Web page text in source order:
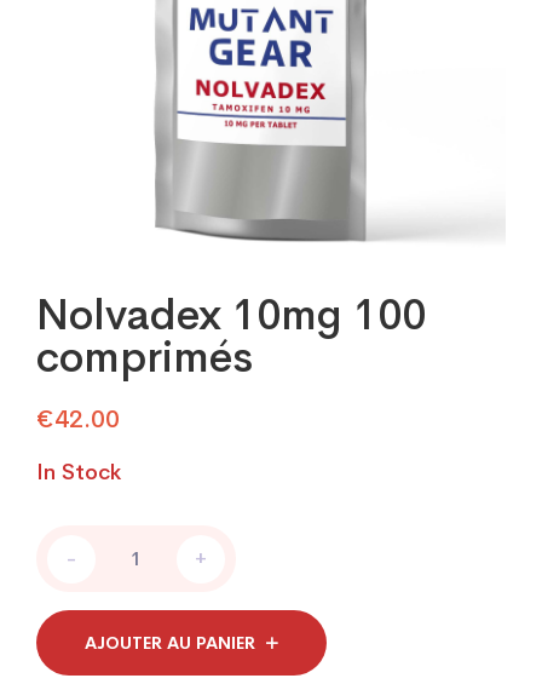
Nolvadex 10mg 100
comprimés
€42.00
In Stock
10mg
comprimés
quantity
- +
AJOUTER AU PANIER